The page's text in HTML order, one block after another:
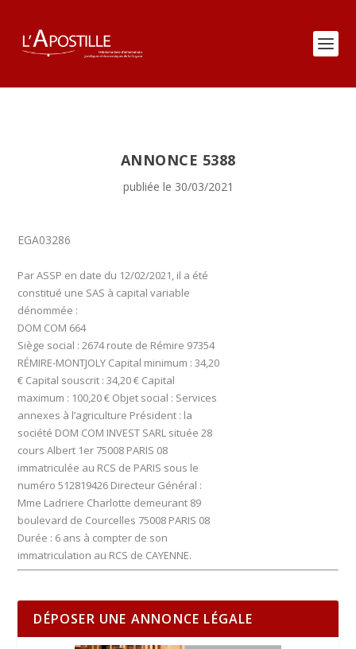
ANNONCE 5388
publiée le 30/03/2021
EGA03286
Par ASSP en date du 12/02/2021, il a été
constitué une SAS à capital variable
dénommée :
DOM COM 664
Siège social : 2674 route de Rémire 97354
RÉMIRE-MONTJOLY Capital minimum : 34,20
€ Capital souscrit : 34,20 € Capital
maximum : 100,20 € Objet social : Services
annexes à l’agriculture Président : la
société DOM COM INVEST SARL située 28
cours Albert 1er 75008 PARIS 08
immatriculée au RCS de PARIS sous le
numéro 512819426 Directeur Général :
Mme Ladriere Charlotte demeurant 89
boulevard de Courcelles 75008 PARIS 08
Durée : 6 ans à compter de son
immatriculation au RCS de CAYENNE.
DÉPOSER UNE ANNONCE LÉGALE